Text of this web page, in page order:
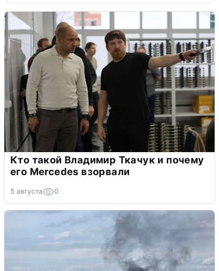
Кто такой Владимир Ткачук и почему
его Mercedes взорвали
5 августа 0